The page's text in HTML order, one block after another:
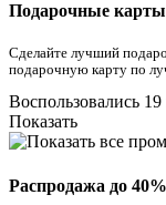
Подарочные карты
Сделайте лучший
подарочную карту по
Воспользовались 19
Показать
Распродажа до 40%